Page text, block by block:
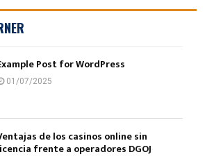
Post for WordPress
01/07/2025
de los casinos online sin
frente a operadores DGOJ